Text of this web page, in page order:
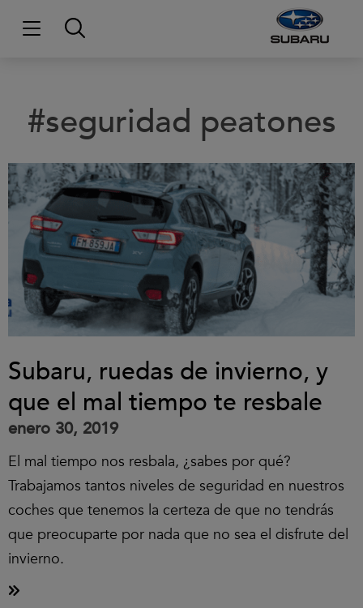
#seguridad peatones
Subaru, ruedas de invierno, y
que el mal tiempo te resbale
enero 30, 2019
El mal tiempo nos resbala, ¿sabes por qué?
Trabajamos tantos niveles de seguridad en nuestros
coches que tenemos la certeza de que no tendrás
que preocuparte por nada que no sea el disfrute del
invierno.